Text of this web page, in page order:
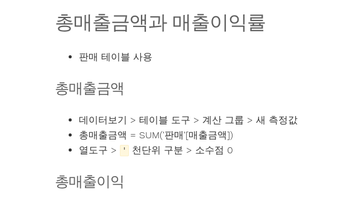
총매출금액과 매출이익률
판매 테이블 사용
총매출금액
데이터보기 > 테이블 도구 > 계산 그룹 > 새 측정값
총매출금액 = SUM('판매'[매출금액])
열도구 >
' 천단위 구분 > 소수점 0
총매출이익